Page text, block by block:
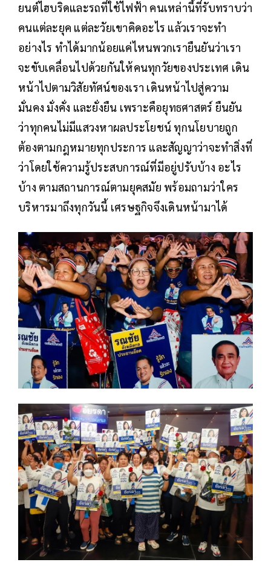
ยนต์ไฮบริดและรถที่ใช้ไฟฟ้า คนเหล่านี้ที่รับทราบว่า
คนแต่ละยุค แต่ละวัยเขาคิดอะไร แล้วเราจะทำ
อย่างไร ทำได้มากน้อยแค่ไหนพวกเรายืนยันว่าเรา
จะขับเคลื่อนไปด้วยกันให้คนทุกวัยของประเทศ เดิน
หน้าไปตามวิสัยทัศน์ของเรา เดินหน้าไปสู่ความ
มั่นคง มั่งคั่ง และยั่งยืน เพราะคือยุทธศาสตร์ ยืนยัน
ว่าทุกคนไม่มีแสวงหาผลประโยชน์ ทุกนโยบายถูก
ต้องตามกฎหมายทุกประการ และสัญญาว่าจะทำสิ่งที่
ว่าโดยใช้ความรู้ประสบการณ์ที่มีอยู่ปรับบ้าง อะไร
บ้าง ตามสถานการณ์ตามยุคสมัย​ พร้อมถามว่าใคร
บริหารมาถึงทุกวันนี้ เศรษฐกิจจึงเดินหน้ามาได้